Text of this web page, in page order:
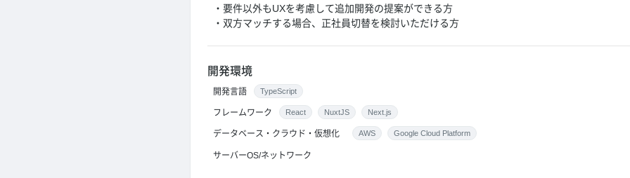
・要件以外もUXを考慮して追加開発の提案ができる方
・双方マッチする場合、正社員切替を検討いただける方
開発環境
開発言語 TypeScript
フレームワーク React NuxtJS Next.js
データベース・クラウド・仮想化 AWS Google Cloud Platform
サーバーOS/ネットワーク